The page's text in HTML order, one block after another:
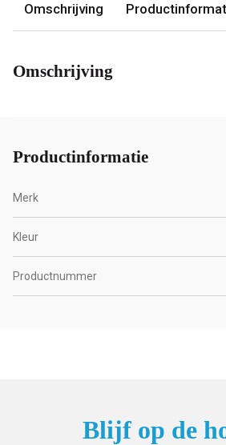
Omschrijving
Omschrijving
Productinformatie
Merk
Kleur
Productnummer
Blijf op de